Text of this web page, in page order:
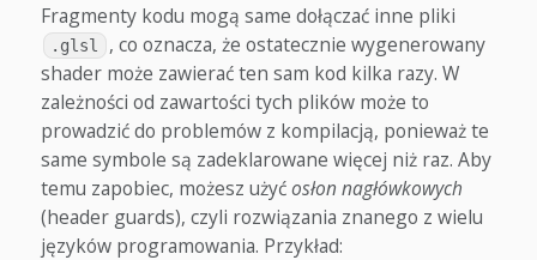
Fragmenty kodu mogą same dołączać inne pliki
.glsl
, co oznacza, że ostatecznie wygenerowany
shader może zawierać ten sam kod kilka razy. W
zależności od zawartości tych plików może to
prowadzić do problemów z kompilacją, ponieważ te
same symbole są zadeklarowane więcej niż raz. Aby
temu zapobiec, możesz użyćosłon nagłówkowych
(header guards), czyli rozwiązania znanego z wielu
języków programowania. Przykład: